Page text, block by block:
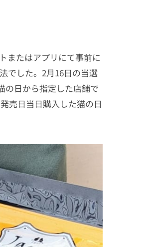
またはアプリにて事前に
でした。2月16日の当選
の日から指定した店舗で
売日当日購入した猫の日